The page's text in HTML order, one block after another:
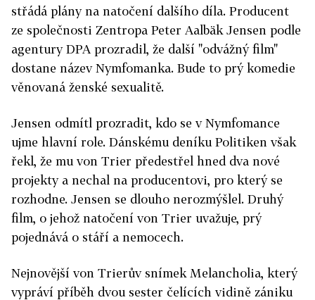
střádá plány na natočení dalšího díla. Producent
ze společnosti Zentropa Peter Aalbäk Jensen podle
agentury DPA prozradil, že další "odvážný film"
dostane název Nymfomanka. Bude to prý komedie
věnovaná ženské sexualitě.
Jensen odmítl prozradit, kdo se v Nymfomance
ujme hlavní role. Dánskému deníku Politiken však
řekl, že mu von Trier předestřel hned dva nové
projekty a nechal na producentovi, pro který se
rozhodne. Jensen se dlouho nerozmýšlel. Druhý
film, o jehož natočení von Trier uvažuje, prý
pojednává o stáří a nemocech.
Nejnovější von Trierův snímek Melancholia, který
vypráví příběh dvou sester čelících vidině zániku